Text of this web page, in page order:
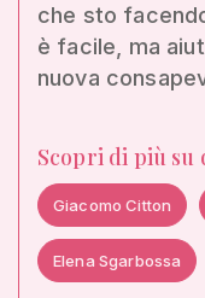
che sto
è facile, ma
nuova
Scopri di più
Giacomo Citton
Elena Sgarbossa